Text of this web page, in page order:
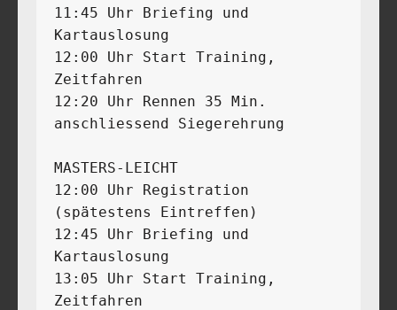
11:45 Uhr Briefing und
Kartauslosung
12:00 Uhr Start Training,
Zeitfahren
12:20 Uhr Rennen 35 Min.
anschliessend Siegerehrung
MASTERS-LEICHT
12:00 Uhr Registration
(spätestens Eintreffen)
12:45 Uhr Briefing und
Kartauslosung
13:05 Uhr Start Training,
Zeitfahren